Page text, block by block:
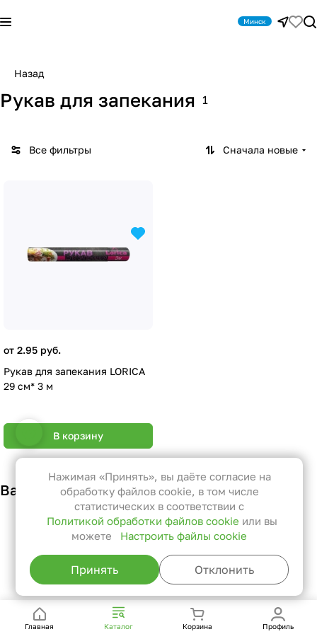
Минск
Назад
Рукав для запекания 1
Все фильтры Сначала новые
от 2.95 руб.
Рукав для запекания LORICA
29 см* 3 м
В корзину
Вам также может понравиться
Главная Каталог Корзина Профиль
Настройки файлов cookie
Функциональные
Эти файлы необходимы для
функционирования сайта и не
могут быть отключены в наших
системах. Вы можете настроить
браузер так, чтобы он блокировал
их или уведомлял вас об их
использовании, но в таком случае
сайта не будут работать.
Нажимая «Принять», вы даёте согласие на
обработку файлов cookie, в том числе
статистических в соответствии с
Политикой обработки файлов cookie или вы
можете
Настроить файлы cookie
Принять Отклонить